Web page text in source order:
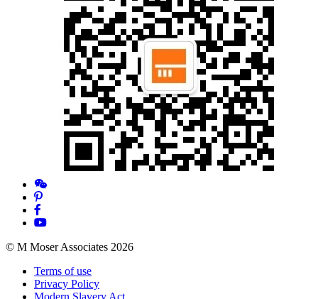
© M Moser Associates 2026
Terms of use
Privacy Policy
Modern Slavery Act